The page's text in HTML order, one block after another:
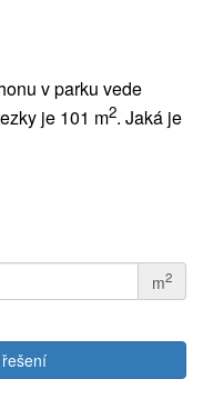
v parku vede
je 101 m2. Jaká je
m2